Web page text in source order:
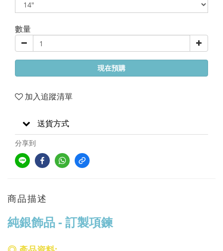
數量
現在預購
加入追蹤清單
送貨方式
分享到
商品描述
純銀飾品 - 訂製項鍊